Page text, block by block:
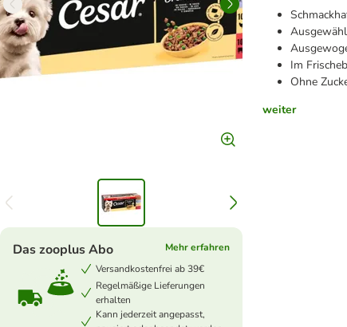
Im
Ohne
weiter
Das zooplus Abo
Mehr erfahren
Versandkostenfrei ab 39€
Regelmäßige Lieferungen
erhalten
Kann jederzeit angepasst,